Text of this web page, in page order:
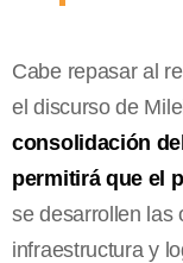
Cabe repasar al
el discurso de
consolidación
permitirá que el
se desarrollen las
infraestructura y